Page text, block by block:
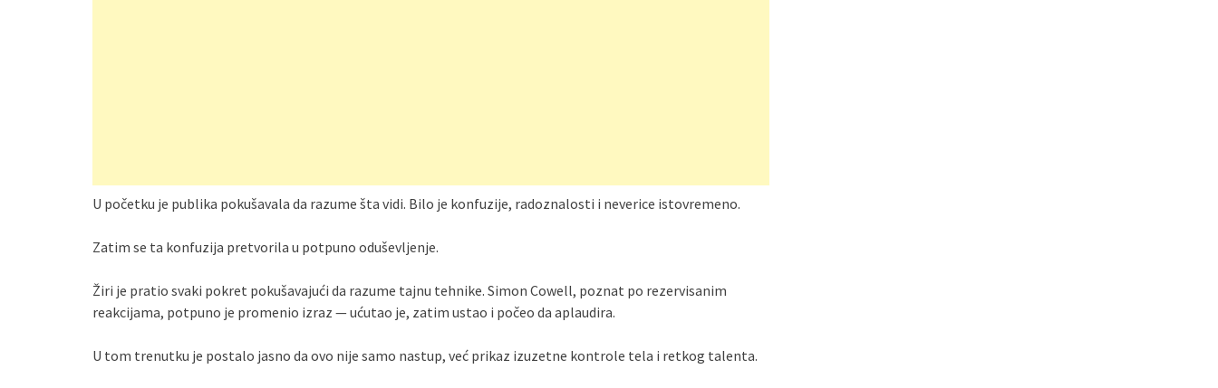
U početku je publika pokušavala da razume šta vidi. Bilo je konfuzije, radoznalosti i neverice istovremeno.
Zatim se ta konfuzija pretvorila u potpuno oduševljenje.
Žiri je pratio svaki pokret pokušavajući da razume tajnu tehnike. Simon Cowell, poznat po rezervisanim
reakcijama, potpuno je promenio izraz — ućutao je, zatim ustao i počeo da aplaudira.
U tom trenutku je postalo jasno da ovo nije samo nastup, već prikaz izuzetne kontrole tela i retkog talenta.